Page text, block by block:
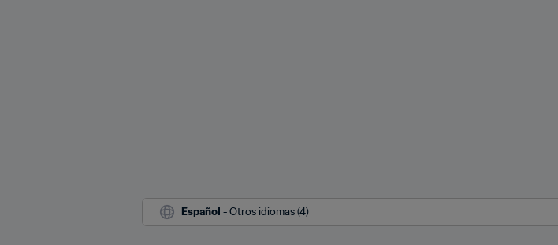
Español - Otros idiomas (4)